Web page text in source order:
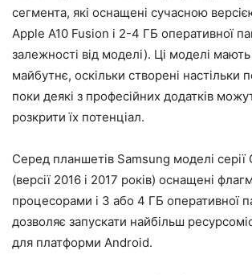
сегмента, які оснащені сучасною
Apple A10 Fusion і 2-4 ГБ оперативної
залежності від моделі). Ці моделі мають
майбутнє, оскільки створені
поки деякі з професійних додатків
розкрити їх потенціал.
Серед планшетів Samsung моделі серії
(версії 2016 і 2017 років) оснащені
процесорами і 3 або 4 ГБ оперативної
дозволяє запускати найбільш
для платформи Android.